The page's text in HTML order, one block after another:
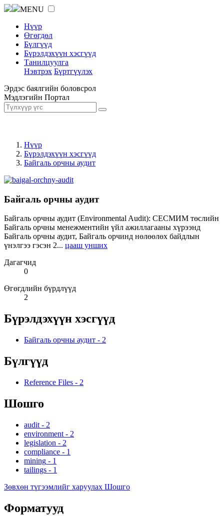
MENU
Нүүр
Өгөгдөл
Бүлгүүд
Бүрэлдэхүүн хэсгүүд
Танилцуулга
Нэвтрэх Бүртгүүлэх
Эрдэс баялгийн боловсрол
Мэдлэгийн Портал
Нүүр
Бүрэлдэхүүн хэсгүүд
Байгаль орчны аудит
Байгаль орчны аудит
Байгаль орчны аудит (Environmental Audit): СЕСМИМ төслийн
Байгаль орчны менежментийн үйл ажиллагааны хүрээнд
Байгаль орчны аудит, Байгаль орчинд нөлөөлөх байдлын
үнэлгээ гэсэн 2... цааш унших
Дагагчид
0
Өгөгдлийн бүрдлүүд
2
Бүрэлдэхүүн хэсгүүд
Байгаль орчны аудит - 2
Бүлгүүд
Reference Files - 2
Шошго
audit - 2
environment - 2
legislation - 2
compliance - 1
mining - 1
tailings - 1
Зөвхөн түгээмлийг харуулах Шошго
Форматууд